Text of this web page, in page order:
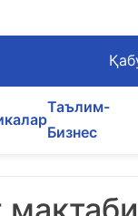
Таълим-
Бизнес